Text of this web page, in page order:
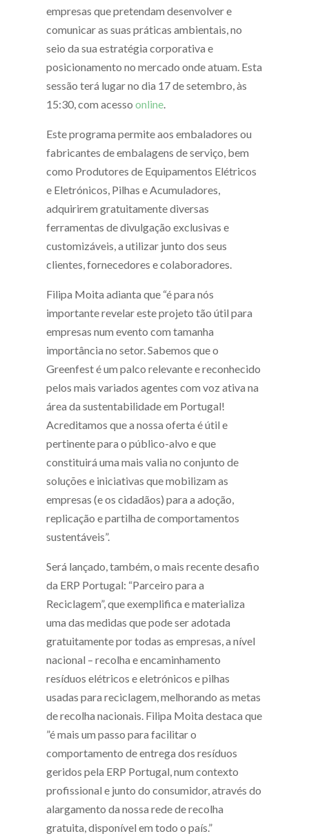
empresas que pretendam desenvolver e
comunicar as suas práticas ambientais, no
seio da sua estratégia corporativa e
posicionamento no mercado onde atuam. Esta
sessão terá lugar no dia 17 de setembro, às
15:30, com acessoonline.
Este programa permite aos embaladores ou
fabricantes de embalagens de serviço, bem
como Produtores de Equipamentos Elétricos
e Eletrónicos, Pilhas e Acumuladores,
adquirirem gratuitamente diversas
ferramentas de divulgação exclusivas e
customizáveis, a utilizar junto dos seus
clientes, fornecedores e colaboradores.
Filipa Moita adianta que “é para nós
importante revelar este projeto tão útil para
empresas num evento com tamanha
importância no setor. Sabemos que o
Greenfest é um palco relevante e reconhecido
pelos mais variados agentes com voz ativa na
área da sustentabilidade em Portugal!
Acreditamos que a nossa oferta é útil e
pertinente para o público-alvo e que
constituirá uma mais valia no conjunto de
soluções e iniciativas que mobilizam as
empresas (e os cidadãos) para a adoção,
replicação e partilha de comportamentos
sustentáveis”.
Será lançado, também, o mais recente desafio
da ERP Portugal: “Parceiro para a
Reciclagem”, que exemplifica e materializa
uma das medidas que pode ser adotada
gratuitamente por todas as empresas, a nível
nacional – recolha e encaminhamento
resíduos elétricos e eletrónicos e pilhas
usadas para reciclagem, melhorando as metas
de recolha nacionais. Filipa Moita destaca que
”é mais um passo para facilitar o
comportamento de entrega dos resíduos
geridos pela ERP Portugal, num contexto
profissional e junto do consumidor, através do
alargamento da nossa rede de recolha
gratuita, disponível em todo o país.”